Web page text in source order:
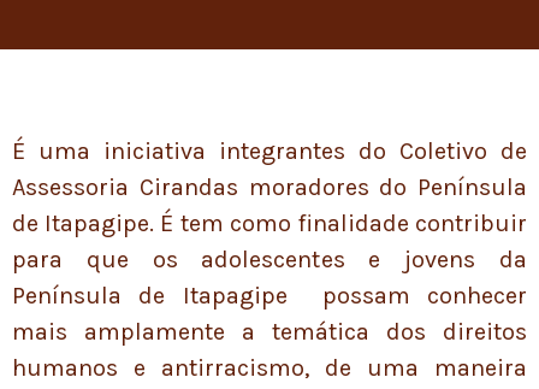
É uma iniciativa integrantes do Coletivo de
Assessoria Cirandas moradores do Península
de Itapagipe. É tem como finalidade contribuir
para que os adolescentes e jovens da
Península de Itapagipe possam conhecer
mais amplamente a temática dos direitos
humanos e antirracismo, de uma maneira